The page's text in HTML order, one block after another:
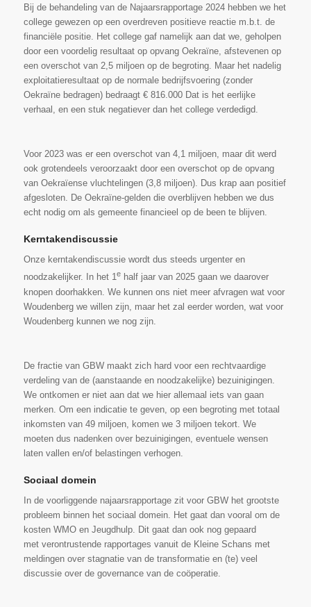
Bij de behandeling van de Najaarsrapportage 2024 hebben we het
college gewezen op een overdreven positieve reactie m.b.t. de
financiële positie. Het college gaf namelijk aan dat we, geholpen
door een voordelig resultaat op opvang Oekraïne, afstevenen op
een overschot van 2,5 miljoen op de begroting. Maar het nadelig
exploitatieresultaat op de normale bedrijfsvoering (zonder
Oekraïne bedragen) bedraagt € 816.000 Dat is het eerlijke
verhaal, en een stuk negatiever dan het college verdedigd.
Voor 2023 was er een overschot van 4,1 miljoen, maar dit werd
ook grotendeels veroorzaakt door een overschot op de opvang
van Oekraïense vluchtelingen (3,8 miljoen). Dus krap aan positief
afgesloten. De Oekraïne-gelden die overblijven hebben we dus
echt nodig om als gemeente financieel op de been te blijven.
Kerntakendiscussie
Onze kerntakendiscussie wordt dus steeds urgenter en
noodzakelijker. In het 1ehalf jaar van 2025 gaan we daarover
knopen doorhakken. We kunnen ons niet meer afvragen wat voor
Woudenberg we willen zijn, maar het zal eerder worden, wat voor
Woudenberg kunnen we nog zijn.
De fractie van GBW maakt zich hard voor een rechtvaardige
verdeling van de (aanstaande en noodzakelijke) bezuinigingen.
We ontkomen er niet aan dat we hier allemaal iets van gaan
merken. Om een indicatie te geven, op een begroting met totaal
inkomsten van 49 miljoen, komen we 3 miljoen tekort. We
moeten dus nadenken over bezuinigingen, eventuele wensen
laten vallen en/of belastingen verhogen.
Sociaal domein
In de voorliggende najaarsrapportage zit voor GBW het grootste
probleem binnen het sociaal domein. Het gaat dan vooral om de
kosten WMO en Jeugdhulp. Dit gaat dan ook nog gepaard
met verontrustende rapportages vanuit de Kleine Schans met
meldingen over stagnatie van de transformatie en (te) veel
discussie over de governance van de coöperatie.